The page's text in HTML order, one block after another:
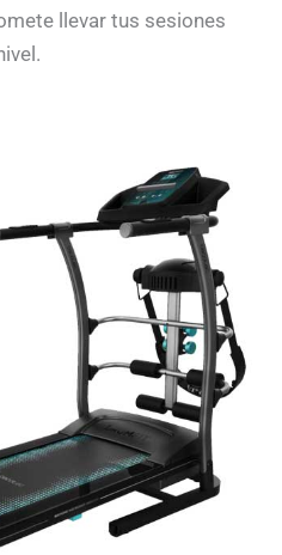
llevar tus sesiones